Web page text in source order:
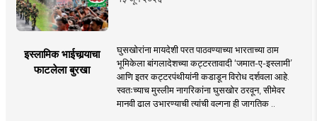
इस्लामिक भाईचार्‍याचा
फाटलेला बुरखा
घुसखोरांना मायदेशी परत पाठवण्याच्या भारताच्या ठाम
भूमिकेला बांगलादेशच्या कट्टरतावादी ‘जमात-ए-इस्लामी’
आणि इतर कट्टरपंथीयांनी कडाडून विरोध दर्शवला आहे.
स्वतःच्याच मुस्लीम नागरिकांना घुसखोर ठरवून, सीमेवर
मानवी ढाल उभारण्याची त्यांची वल्गना ही जागतिक ..